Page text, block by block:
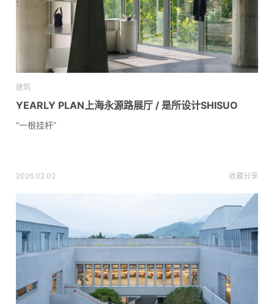
建筑
YEARLY PLAN上海永源路展厅 / 是所设计SHISUO
“一根挂杆”
2026.02.02 收藏分享